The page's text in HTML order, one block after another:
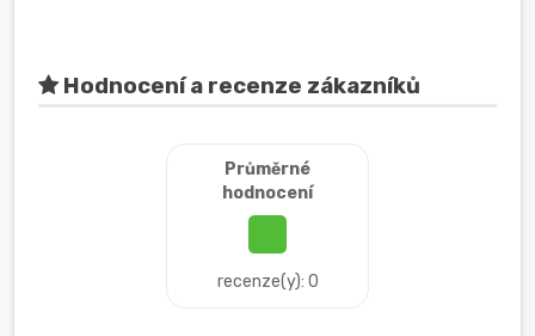
Hodnocení a recenze zákazníků
Průměrné
hodnocení
recenze(y): 0